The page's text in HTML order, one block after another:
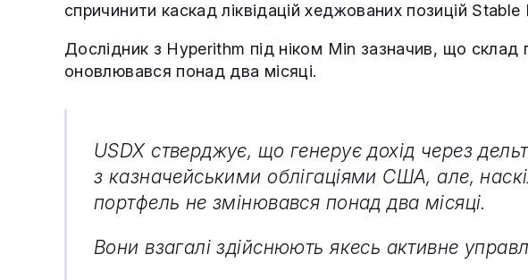
спричинити каскад ліквідацій хеджованих позицій Stable
Дослідник з Hyperithm під ніком Min зазначив, що склад
оновлювався понад два місяці.
USDX стверджує, що генерує дохід через
з казначейськими облігаціями США, але,
портфель не змінювався понад два місяці.
Вони взагалі здійснюють якесь активне